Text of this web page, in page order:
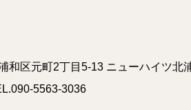
和区元町2丁目5-13 ニューハイツ北
5563-3036